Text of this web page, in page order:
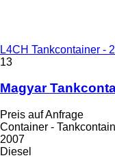
L4CH Tankcontainer -
13
Magyar
Preis auf Anfrage
Container -
2007
Diesel